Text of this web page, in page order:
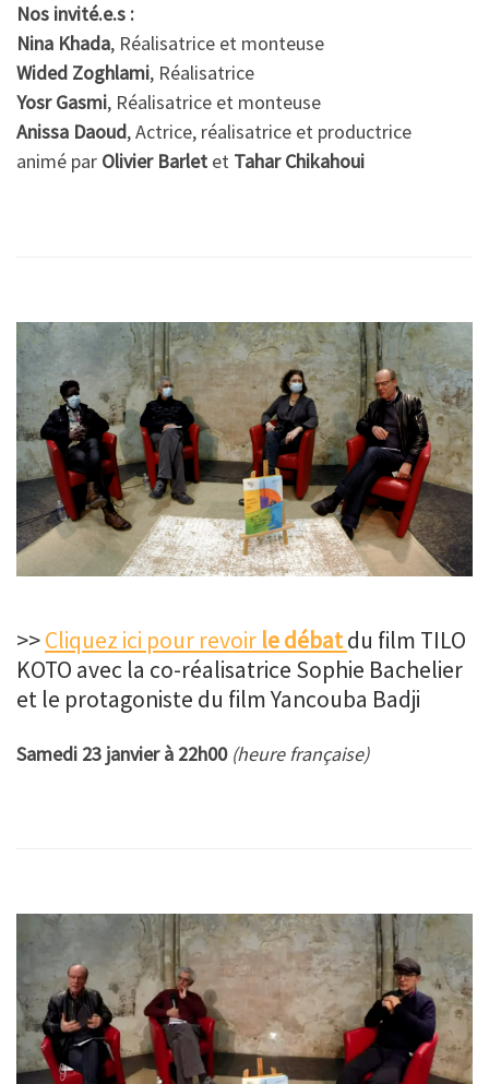
Nos invité.e.s :
Nina Khada, Réalisatrice et monteuse
Wided Zoghlami, Réalisatrice
Yosr Gasmi, Réalisatrice et monteuse
Anissa Daoud, Actrice, réalisatrice et productrice
animé par Olivier Barlet et Tahar Chikahoui
>>Cliquez ici pour revoir le débatdu film TILO
KOTO avec la co-réalisatrice Sophie Bachelier
et le protagoniste du film Yancouba Badji
Samedi 23 janvier à 22h00 (heure française)